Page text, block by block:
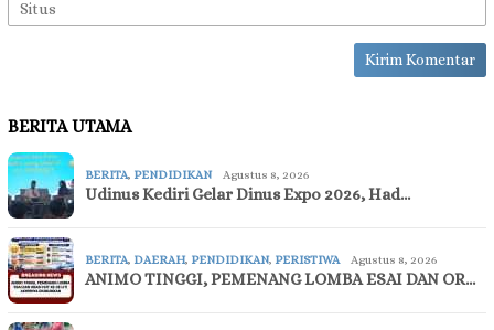
BERITA UTAMA
BERITA, PENDIDIKAN Agustus 8, 2026
Udinus Kediri Gelar Dinus Expo 2026, Had…
BERITA, DAERAH, PENDIDIKAN, PERISTIWA Agustus 8, 2026
ANIMO TINGGI, PEMENANG LOMBA ESAI DAN OR…